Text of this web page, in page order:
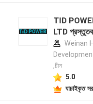
TID
LTD
Weinan
,চীন
5.0
যাচাইকৃত